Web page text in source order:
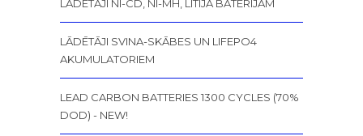
LĀDĒTĀJI NI-CD, NI-MH, LITIJA BATERIJĀM
LĀDĒTĀJI SVINA-SKĀBES UN LIFEPO4
AKUMULATORIEM
LEAD CARBON BATTERIES 1300 CYCLES (70%
DOD) - NEW!